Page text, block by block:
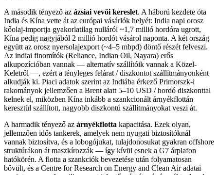
A második tényező az ázsiai vevői kereslet. A háború kezdete óta
India és Kína vette át az európai vásárlók helyét: India napi orosz
kőolaj-importja gyakorlatilag nulláról ~1,7 millió hordóra ugrott,
Kína pedig nagyjából 2 millió hordót vásárol naponta. A két ország
együtt az orosz nyersolajexport (~4–5 mbpd) döntő részét felveszi.
Az indiai finomítók (Reliance, Indian Oil, Nayara) erős
alkupozícióban vannak — alternatív szállítóik vannak a Közel-
Keletről —, ezért a tényleges felárat / diszkontot szállítmányonként
alkudják ki. Piaci adatok szerint az Indiába érkező Primorszk-i
rakományok jellemzően a Brent alatt 5–10 USD / hordó diszkonttal
kelnek el, miközben Kína inkább a szankcionált árnyékflottán
keresztül szállított, nagyobb diszkontú szállítmányokat veszi át.
A harmadik tényező az árnyékflotta kapacitása. Ezek olyan,
jellemzően idős tankerek, amelyek nem nyugati biztosítóknál
vannak biztosítva, és a lobogójukat, tulajdonosukat gyakran offshore
struktúrákon át maszkírozzák — így kívül esnek a G7 árplafon
hatókörén. A flotta a szankciók bevezetése után folyamatosan
bővült, és a Centre for Research on Energy and Clean Air adatai